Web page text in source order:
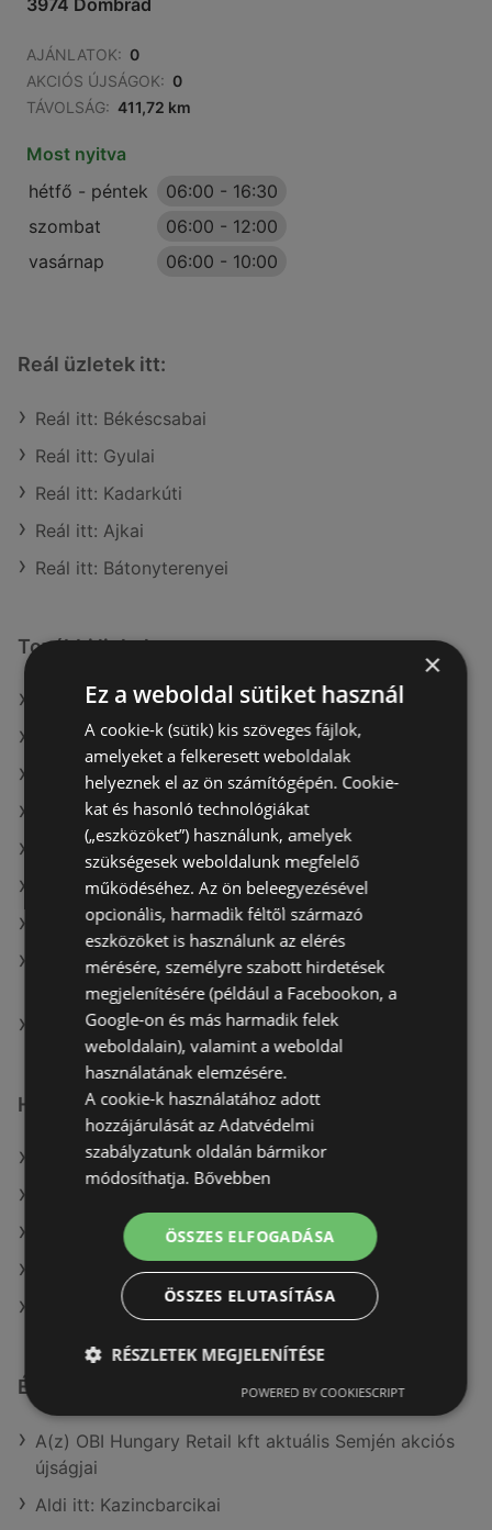
3974 Dombrád
AJÁNLATOK: 0
AKCIÓS ÚJSÁGOK: 0
TÁVOLSÁG: 411,72 km
Most nyitva
hétfő - péntek
06:00 - 16:30
szombat
06:00 - 12:00
vasárnap
06:00 - 10:00
Reál üzletek itt:
Reál itt: Békéscsabai
Reál itt: Gyulai
Reál itt: Kadarkúti
Reál itt: Ajkai
Reál itt: Bátonyterenyei
További linkek
A(z) Reál ajánlatai
A(z) FullDiszkont ajánlatai
A(z) Aldi ajánlatai
A(z) Spar aktuális akciós újságjai
A(z) ÁRKLUB aktuális akciós újságjai
A(z) Auchan aktuális akciós újságjai
A(z) Ecofamily aktuális akciós újságjai
A(z) ALDI Magyarország Élelmiszer Bt. aktuális
akciós újságjai
A(z) Reál üzletei itt: Sopron-Fertődi
Hasonló kiskereskedők
A(z) CBA ajánlatai
A(z) Privát ajánlatai
A(z) Spar ajánlatai
A(z) FullDiszkont ajánlatai
Érdeklődésre számot tartó elemek itt:
A(z) OBI Hungary Retail kft aktuális Semjén akciós
újságjai
Aldi itt: Kazincbarcikai
×
Ez a weboldal sütiket használ
A cookie-k (sütik) kis szöveges fájlok,
amelyeket a felkeresett weboldalak
helyeznek el az ön számítógépén. Cookie-
kat és hasonló technológiákat
(„eszközöket”) használunk, amelyek
szükségesek weboldalunk megfelelő
működéséhez. Az ön beleegyezésével
opcionális, harmadik féltől származó
eszközöket is használunk az elérés
mérésére, személyre szabott hirdetések
megjelenítésére (például a Facebookon, a
Google-on és más harmadik felek
weboldalain), valamint a weboldal
használatának elemzésére.
A cookie-k használatához adott
hozzájárulását az Adatvédelmi
szabályzatunk oldalán bármikor
módosíthatja. Bővebben
ÖSSZES ELFOGADÁSA
ÖSSZES ELUTASÍTÁSA
RÉSZLETEK MEGJELENÍTÉSE
POWERED BY COOKIESCRIPT